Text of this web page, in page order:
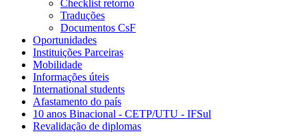
Checklist retorno
Traduções
Documentos CsF
Oportunidades
Instituições Parceiras
Mobilidade
Informações úteis
International students
Afastamento do país
10 anos Binacional - CETP/UTU - IFSul
Revalidação de diplomas